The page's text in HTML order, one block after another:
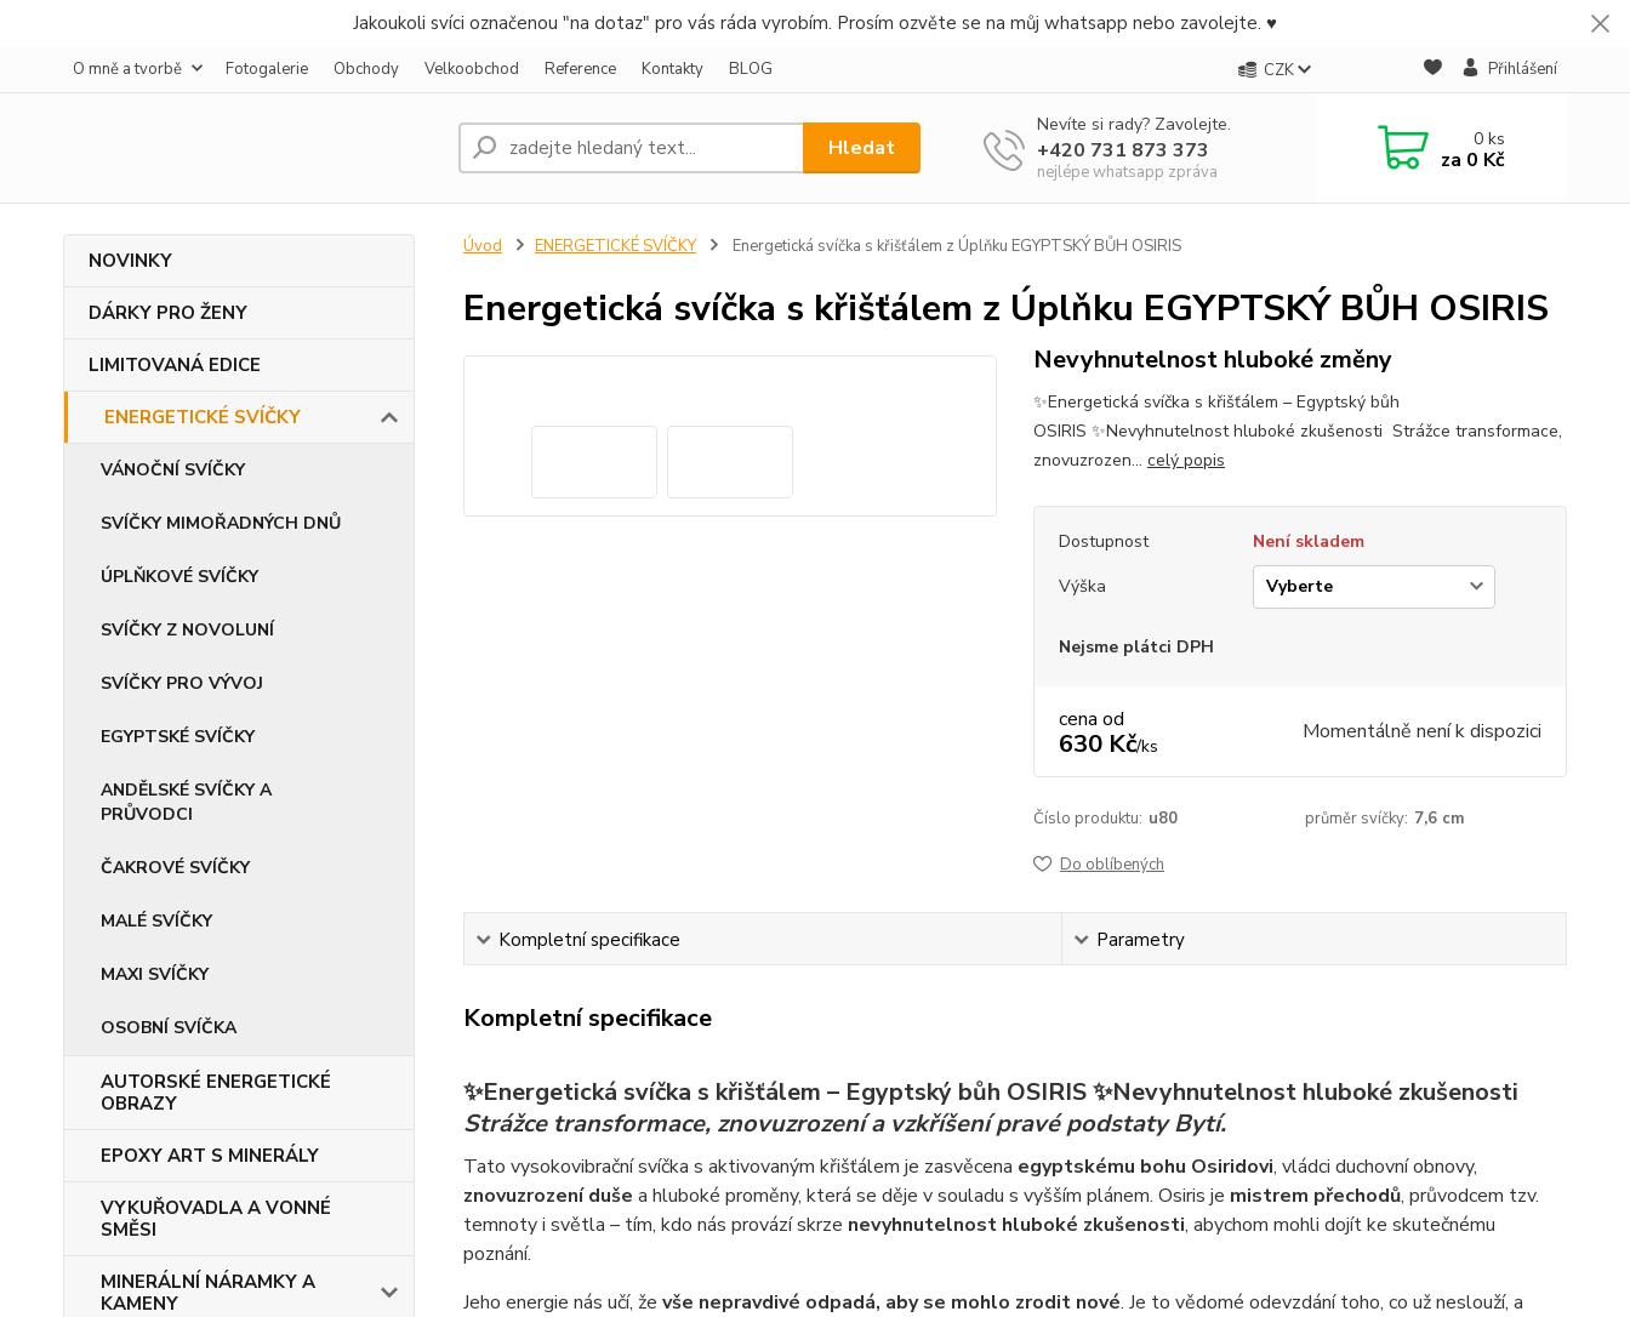
Jakoukoli svíci označenou "na dotaz" pro vás ráda vyrobím. Prosím ozvěte se na můj whatsapp nebo zavolejte. ♥
O mně a tvorbě Fotogalerie Obchody Velkoobchod Reference Kontakty BLOG CZK Přihlášení
Hledat
Nevíte si rady? Zavolejte.
+420 731 873 373
nejlépe whatsapp zpráva
0ks
za 0 Kč
NOVINKY
DÁRKY PRO ŽENY
LIMITOVANÁ EDICE
ENERGETICKÉ SVÍČKY
VÁNOČNÍ SVÍČKY
SVÍČKY MIMOŘADNÝCH DNŮ
ÚPLŇKOVÉ SVÍČKY
SVÍČKY Z NOVOLUNÍ
SVÍČKY PRO VÝVOJ
EGYPTSKÉ SVÍČKY
ANDĚLSKÉ SVÍČKY A
PRŮVODCI
ČAKROVÉ SVÍČKY
MALÉ SVÍČKY
MAXI SVÍČKY
OSOBNÍ SVÍČKA
AUTORSKÉ ENERGETICKÉ
OBRAZY
EPOXY ART S MINERÁLY
VYKUŘOVADLA A VONNÉ
SMĚSI
MINERÁLNÍ NÁRAMKY A
KAMENY
Úvod ENERGETICKÉ SVÍČKY Energetická svíčka s křišťálem z Úplňku EGYPTSKÝ BŮH OSIRIS
Energetická svíčka s křišťálem z Úplňku EGYPTSKÝ BŮH OSIRIS
Nevyhnutelnost hluboké změny
✨Energetická svíčka s křišťálem – Egyptský bůh
OSIRIS ✨Nevyhnutelnost hluboké zkušenosti Strážce transformace,
znovuzrozen... celý popis
Dostupnost
Není skladem
Výška
Nejsme plátci DPH
cena od
630 Kč/ks
Momentálně není k dispozici
Číslo produktu: u80 průměr svíčky: 7,6 cm
Do oblíbených
Kompletní specifikace Parametry
Kompletní specifikace
✨Energetická svíčka s křišťálem – Egyptský bůh OSIRIS✨Nevyhnutelnost hluboké zkušenosti
Strážce transformace, znovuzrození a vzkříšení pravé podstaty Bytí.
Tato vysokovibrační svíčka s aktivovaným křišťálem je zasvěcena egyptskému bohu Osiridovi, vládci duchovní obnovy,
znovuzrození duše a hluboké proměny, která se děje v souladu s vyšším plánem. Osiris je mistrem přechodů, průvodcem tzv.
temnoty i světla – tím, kdo nás provází skrze nevyhnutelnost hluboké zkušenosti, abychom mohli dojít ke skutečnému
poznání.
Jeho energie nás učí, že vše nepravdivé odpadá, aby se mohlo zrodit nové. Je to vědomé odevzdání toho, co už neslouží, a